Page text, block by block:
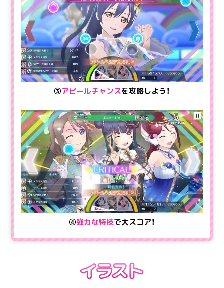
③アピールチャンスを攻略しよう！
④強力な特技で大スコア！